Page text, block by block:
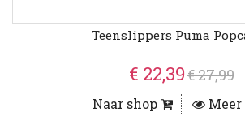
Teenslippers Puma
€ 22,39€ 27,99
Naar shop Meer